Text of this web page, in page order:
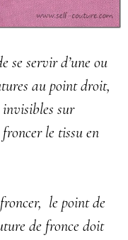
se servir d’une ou
au point droit,
sur
le tissu en
le point de
de fronce doit